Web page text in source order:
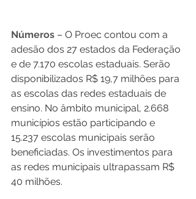
Números – O Proec contou com a
adesão dos 27 estados da Federação
e de 7.170 escolas estaduais. Serão
disponibilizados R$ 19,7 milhões para
as escolas das redes estaduais de
ensino. No âmbito municipal, 2.668
municípios estão participando e
15.237 escolas municipais serão
beneficiadas. Os investimentos para
as redes municipais ultrapassam R$
40 milhões.